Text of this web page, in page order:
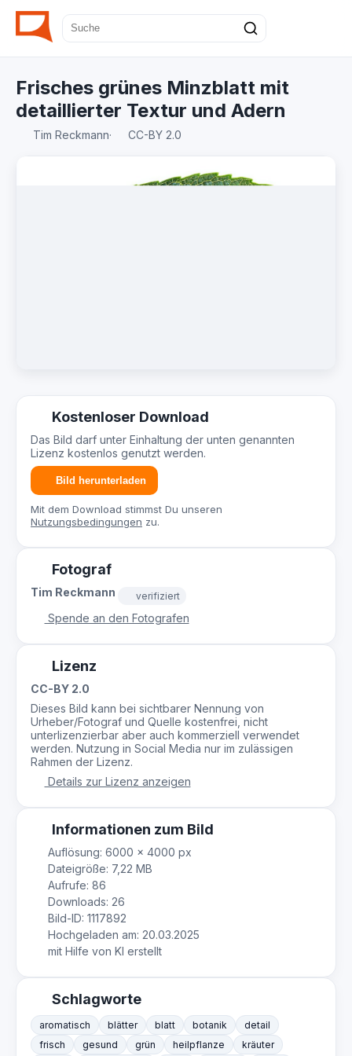
Frisches grünes Minzblatt mit
detaillierter Textur und Adern
Tim Reckmann· CC-BY 2.0
Kostenloser Download
Das Bild darf unter Einhaltung der unten genannten
Lizenz kostenlos genutzt werden.
Bild herunterladen
Mit dem Download stimmst Du unseren
Nutzungsbedingungen zu.
Fotograf
Tim Reckmann verifiziert
Spende an den Fotografen
Lizenz
CC-BY 2.0
Dieses Bild kann bei sichtbarer Nennung von
Urheber/Fotograf und Quelle kostenfrei, nicht
unterlizenzierbar aber auch kommerziell verwendet
werden. Nutzung in Social Media nur im zulässigen
Rahmen der Lizenz.
Details zur Lizenz anzeigen
Informationen zum Bild
Auflösung: 6000 × 4000 px
Dateigröße: 7,22 MB
Aufrufe: 86
Downloads: 26
Bild-ID: 1117892
Hochgeladen am: 20.03.2025
mit Hilfe von KI erstellt
Schlagworte
aromatisch blätter blatt botanik
detail
frisch
gesund grün heilpflanze kräuter